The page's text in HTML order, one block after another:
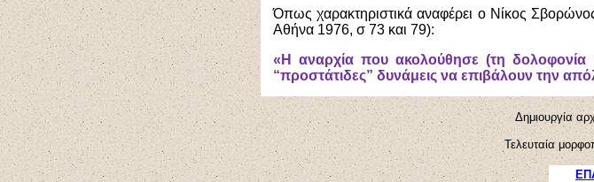
Όπως χαρακτηριστικά αναφέρει ο Νίκος
Αθήνα 1976, σ 73 και 79):
«Η αναρχία που ακολούθησε (τη δολοφονία
“προστάτιδες” δυνάμεις να επιβάλουν την
Δημιουργία
Τελευταία